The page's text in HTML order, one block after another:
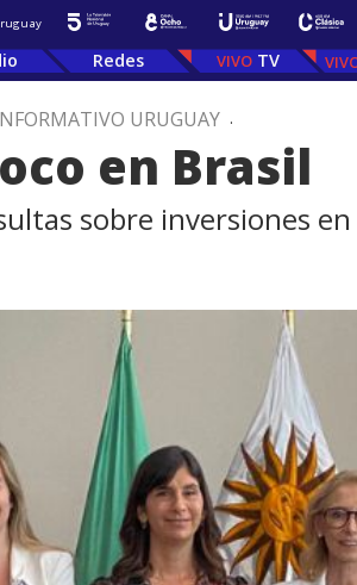
Redes TV
URUGUAY .
en Brasil
sobre inversiones en